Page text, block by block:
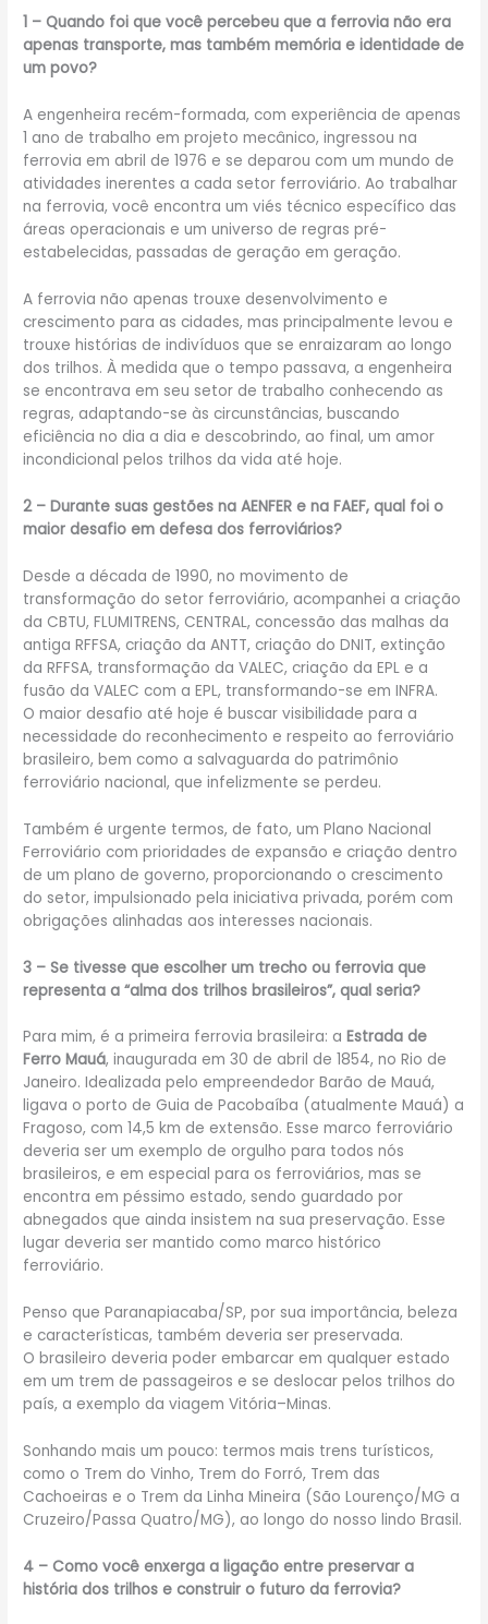
1 – Quando foi que você percebeu que a ferrovia não era
apenas transporte, mas também memória e identidade de
um povo?
A engenheira recém-formada, com experiência de apenas
1 ano de trabalho em projeto mecânico, ingressou na
ferrovia em abril de 1976 e se deparou com um mundo de
atividades inerentes a cada setor ferroviário. Ao trabalhar
na ferrovia, você encontra um viés técnico específico das
áreas operacionais e um universo de regras pré-
estabelecidas, passadas de geração em geração.
A ferrovia não apenas trouxe desenvolvimento e
crescimento para as cidades, mas principalmente levou e
trouxe histórias de indivíduos que se enraizaram ao longo
dos trilhos. À medida que o tempo passava, a engenheira
se encontrava em seu setor de trabalho conhecendo as
regras, adaptando-se às circunstâncias, buscando
eficiência no dia a dia e descobrindo, ao final, um amor
incondicional pelos trilhos da vida até hoje.
2 – Durante suas gestões na AENFER e na FAEF, qual foi o
maior desafio em defesa dos ferroviários?
Desde a década de 1990, no movimento de
transformação do setor ferroviário, acompanhei a criação
da CBTU, FLUMITRENS, CENTRAL, concessão das malhas da
antiga RFFSA, criação da ANTT, criação do DNIT, extinção
da RFFSA, transformação da VALEC, criação da EPL e a
fusão da VALEC com a EPL, transformando-se em INFRA.
O maior desafio até hoje é buscar visibilidade para a
necessidade do reconhecimento e respeito ao ferroviário
brasileiro, bem como a salvaguarda do patrimônio
ferroviário nacional, que infelizmente se perdeu.
Também é urgente termos, de fato, um Plano Nacional
Ferroviário com prioridades de expansão e criação dentro
de um plano de governo, proporcionando o crescimento
do setor, impulsionado pela iniciativa privada, porém com
obrigações alinhadas aos interesses nacionais.
3 – Se tivesse que escolher um trecho ou ferrovia que
representa a “alma dos trilhos brasileiros”, qual seria?
Para mim, é a primeira ferrovia brasileira: aEstrada de
Ferro Mauá, inaugurada em 30 de abril de 1854, no Rio de
Janeiro. Idealizada pelo empreendedor Barão de Mauá,
ligava o porto de Guia de Pacobaíba (atualmente Mauá) a
Fragoso, com 14,5 km de extensão. Esse marco ferroviário
deveria ser um exemplo de orgulho para todos nós
brasileiros, e em especial para os ferroviários, mas se
encontra em péssimo estado, sendo guardado por
abnegados que ainda insistem na sua preservação. Esse
lugar deveria ser mantido como marco histórico
ferroviário.
Penso que Paranapiacaba/SP, por sua importância, beleza
e características, também deveria ser preservada.
O brasileiro deveria poder embarcar em qualquer estado
em um trem de passageiros e se deslocar pelos trilhos do
país, a exemplo da viagem Vitória–Minas.
Sonhando mais um pouco: termos mais trens turísticos,
como o Trem do Vinho, Trem do Forró, Trem das
Cachoeiras e o Trem da Linha Mineira (São Lourenço/MG a
Cruzeiro/Passa Quatro/MG), ao longo do nosso lindo Brasil.
4 – Como você enxerga a ligação entre preservar a
história dos trilhos e construir o futuro da ferrovia?